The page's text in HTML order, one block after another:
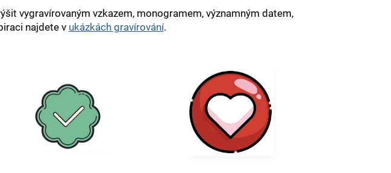
vygravírovaným vzkazem, monogramem, významným datem,
najdete v ukázkách gravírování.